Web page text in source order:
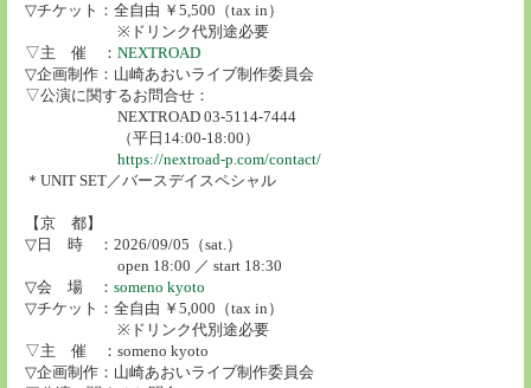
▽チケット：全自由 ￥5,500（tax in）
※ドリンク代別途必要
▽主 催 ： NEXTROAD
▽企画制作：山崎あおいライブ制作委員会
▽公演に関するお問合せ：
NEXTROAD 03-5114-7444
（平日14:00-18:00）
https://nextroad-p.com/contact/
＊UNIT SET／バースデイスペシャル
【京 都】
▽日 時 ：2026/09/05（sat.）
open 18:00 ／ start 18:30
▽会 場 ： someno kyoto
▽チケット：全自由 ￥5,000（tax in）
※ドリンク代別途必要
▽主 催 ：someno kyoto
▽企画制作：山崎あおいライブ制作委員会